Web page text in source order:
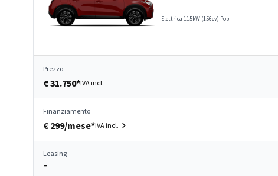
Elettrica 115kW (156cv) Pop
Prezzo
€ 31.750*IVA incl.
Finanziamento
€ 299/mese*IVA incl.
Leasing
–